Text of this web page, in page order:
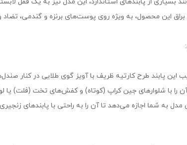
این محصول، به ویژه روی پوست‌های برنزه و گندمی،
این پابند طرح کارتیه ظریف با آویز گوی طلایی در کنار
را با شلوارهای جین کراپ (کوتاه) و کفش‌های تخت (فلت) یا